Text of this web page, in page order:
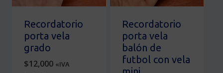
elegir
en
la
página
de
producto
Recordatorio
porta vela
grado
$12,000 «IVA
Recordatorio
porta vela
balón de
futbol con vela